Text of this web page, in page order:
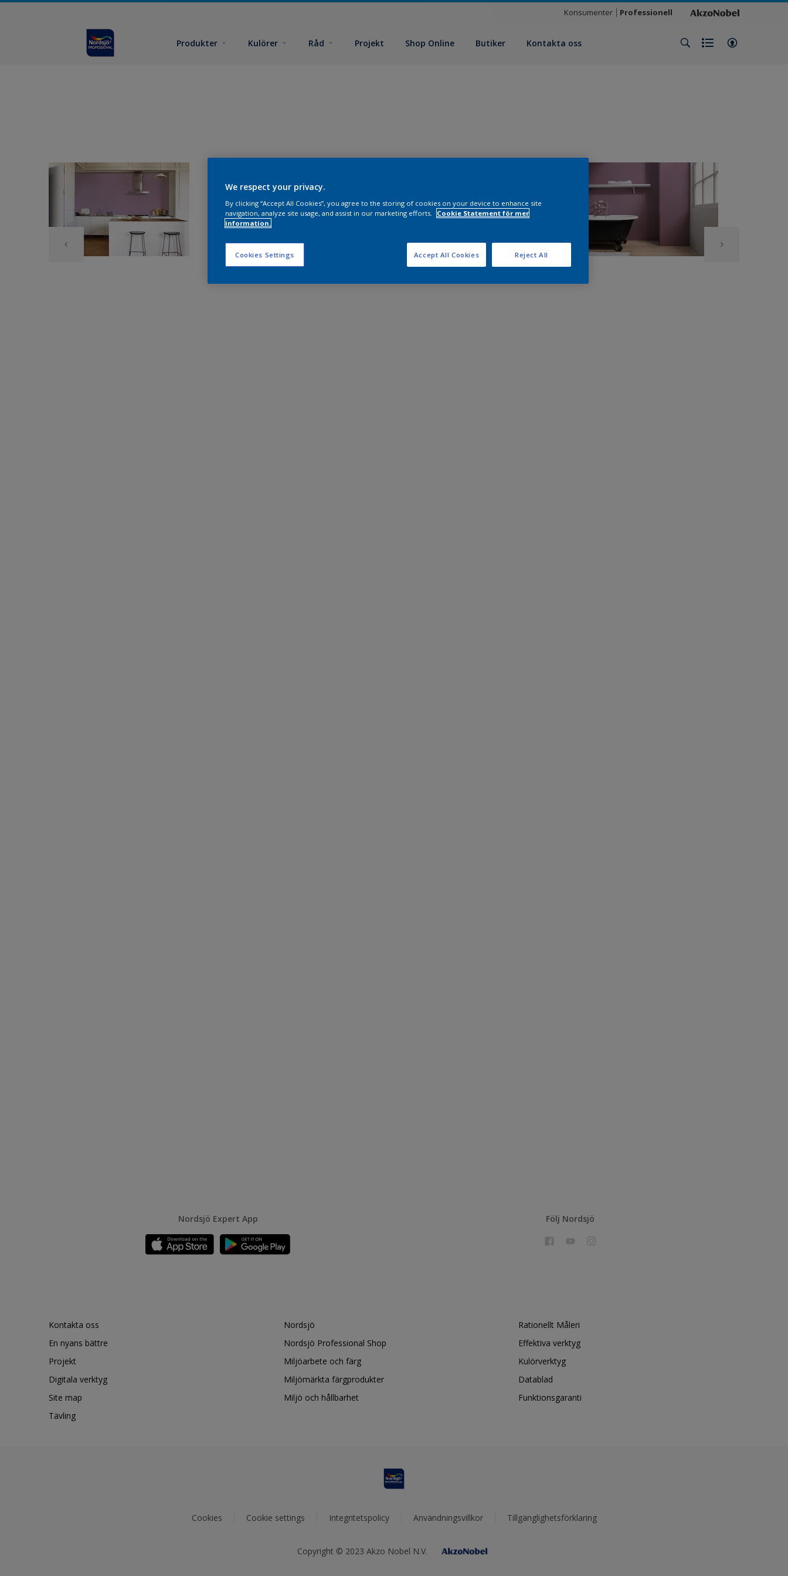
Konsumenter Professionell
Produkter Kulörer Råd Projekt Shop Online Butiker Kontakta oss
Nordsjö Expert App Följ Nordsjö
Kontakta oss
En nyans bättre
Projekt
Digitala verktyg
Site map
Tävling
Nordsjö
Nordsjö Professional Shop
Miljöarbete och färg
Miljömärkta färgprodukter
Miljö och hållbarhet
Rationellt Måleri
Effektiva verktyg
Kulörverktyg
Datablad
Funktionsgaranti
Cookies Cookie settings Integritetspolicy Användningsvillkor Tillgänglighetsförklaring
Copyright © 2023 Akzo Nobel N.V.
We respect your privacy.
By clicking “Accept All Cookies”, you agree to the storing of cookies on your device to enhance site
navigation, analyze site usage, and assist in our marketing efforts.
Cookie Statement för mer
information.
Cookies Settings Reject All
Accept All Cookies